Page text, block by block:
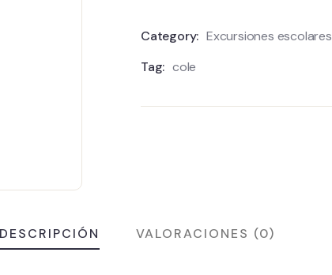
Category: Excursiones escolares
Tag: cole
DESCRIPCIÓN VALORACIONES (0)